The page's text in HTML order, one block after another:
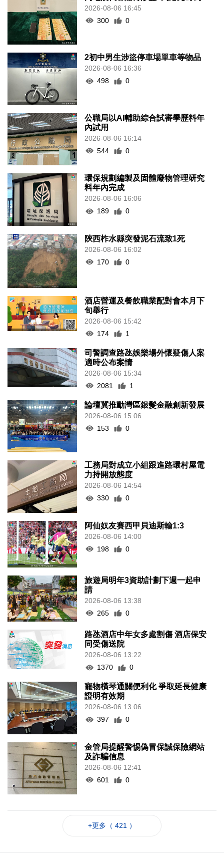
2026-08-06 16:45
300
0
2初中男生涉盜停車場單車等物品
2026-08-06 16:36
498
0
公職局以AI輔助綜合試審學歷料年
內試用
2026-08-06 16:14
544
0
環保規劃編製及固體廢物管理研究
料年內完成
2026-08-06 16:06
189
0
陝西柞水縣突發泥石流致1死
2026-08-06 16:02
170
0
酒店營運及餐飲職業配對會本月下
旬舉行
2026-08-06 15:42
174
1
司警調查路氹娛樂場外懷疑傷人案
適時公布案情
2026-08-06 15:34
2081
1
論壇冀推動灣區銀髮金融創新發展
2026-08-06 15:06
153
0
工務局對成立小組跟進路環村屋電
力持開放態度
2026-08-06 14:54
330
0
阿仙奴友賽西甲貝迪斯輸1:3
2026-08-06 14:00
198
0
旅遊局明年3資助計劃下週一起申
請
2026-08-06 13:38
265
0
路氹酒店中年女多處割傷 酒店保安
同受傷送院
2026-08-06 13:22
1370
0
寵物橫琴通關便利化 爭取延長健康
證明有效期
2026-08-06 13:06
397
0
金管局提醒警惕偽冒保誠保險網站
及詐騙信息
2026-08-06 12:41
601
0
+更多（ 421 ）